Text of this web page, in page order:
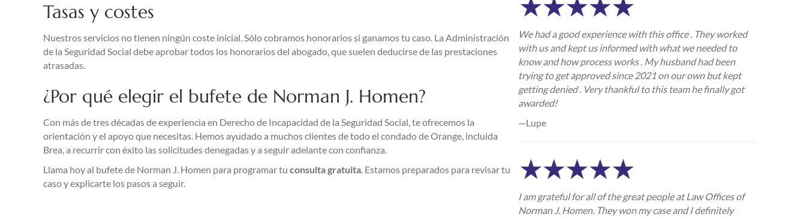
Tasas y costes
Nuestros servicios no tienen ningún coste inicial. Sólo cobramos honorarios si ganamos tu caso. La Administración
de la Seguridad Social debe aprobar todos los honorarios del abogado, que suelen deducirse de las prestaciones
atrasadas.
¿Por qué elegir el bufete de Norman J. Homen?
Con más de tres décadas de experiencia en Derecho de Incapacidad de la Seguridad Social, te ofrecemos la
orientación y el apoyo que necesitas. Hemos ayudado a muchos clientes de todo el condado de Orange, incluida
Brea, a recurrir con éxito las solicitudes denegadas y a seguir adelante con confianza.
Llama hoy al bufete de Norman J. Homen para programar tu consulta gratuita. Estamos preparados para revisar tu
caso y explicarte los pasos a seguir.
We had a good experience with this office . They worked
with us and kept us informed with what we needed to
know and how process works . My husband had been
trying to get approved since 2021 on our own but kept
getting denied . Very thankful to this team he finally got
awarded!
—Lupe
I am grateful for all of the great people at Law Offices of
Norman J. Homen. They won my case and I definitely